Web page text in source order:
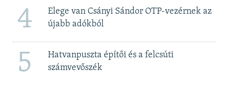
4
Elege van Csányi Sándor OTP-vezérnek az
újabb adókból
5
Hatvanpuszta építői és a felcsúti
számvevőszék